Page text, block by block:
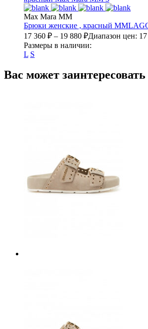
Max Mara MM
Брюки женские , красный
17 360 ₽ – 19 880 ₽Диапазон цен:
Размеры в наличии:
L S
Вас может заинтересовать